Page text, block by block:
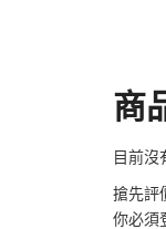
商
目前沒
搶先評
你必須